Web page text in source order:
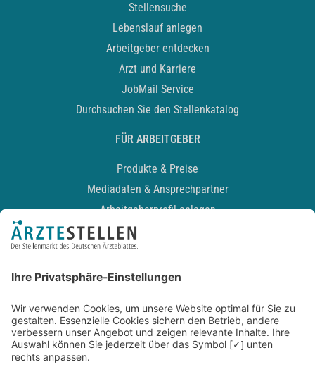
Stellensuche
Lebenslauf anlegen
Arbeitgeber entdecken
Arzt und Karriere
JobMail Service
Durchsuchen Sie den Stellenkatalog
FÜR ARBEITGEBER
Produkte & Preise
Mediadaten & Ansprechpartner
Arbeitgeberprofil anlegen
Recruiting-Podcast
Kontakt
Datenschutz
Newsletter